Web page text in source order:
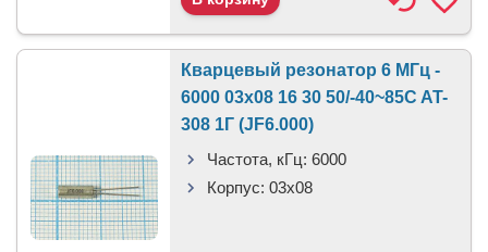
Кварцевый резонатор 6 МГц -
6000 03x08 16 30 50/-40~85C AT-
308 1Г (JF6.000)
Частота, кГц: 6000
Корпус: 03x08